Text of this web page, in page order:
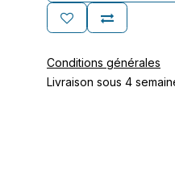
Conditions générales
Livraison sous 4